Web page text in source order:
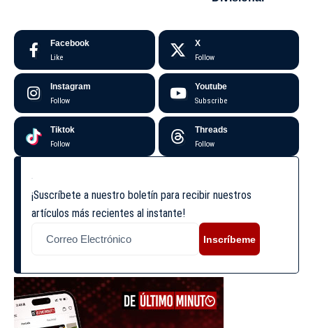
Facebook
Like
X
Follow
Instagram
Follow
Youtube
Subscribe
Tiktok
Follow
Threads
Follow
¡Suscríbete a nuestro boletín para recibir nuestros
artículos más recientes al instante!
Inscríbeme